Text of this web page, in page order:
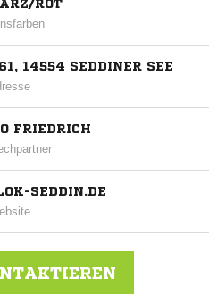
ROT
14554 SEDDINER SEE
FRIEDRICH
SEDDIN.DE